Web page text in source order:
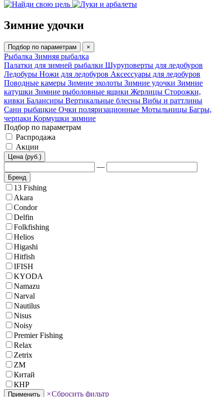
Зимние удочки
Подбор по параметрам ×
Рыбалка Зимняя рыбалка
Палатки для зимней рыбалки Шуруповерты для ледобуров
Ледобуры Ножи для ледобуров Аксессуары для ледобуров
Поводные камеры Зимние эхолоты Зимние удочки Зимние
катушки Зимние рыболовные ящики Жерлицы Сторожки,
кивки Балансиры Вертикальные блесны Вибы и раттлины
Сани рыбацкие Очки поляризационные Мотыльницы Багры,
черпаки Кормушки зимние
Подбор по параметрам
Распродажа
Акции
Цена (руб.)
—
Бренд
13 Fishing
Akara
Condor
Delfin
Folkfishing
Helios
Higashi
Hitfish
IFISH
KYODA
Namazu
Narval
Nautilus
Nisus
Noisy
Premier Fishing
Relax
Zetrix
ZM
Китай
КНР
Применить ×Сбросить фильтр